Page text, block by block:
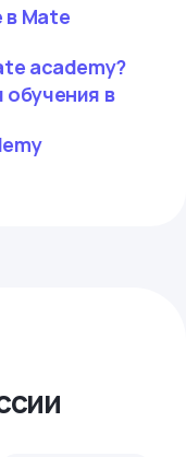
в Mate
academy?
обучения в